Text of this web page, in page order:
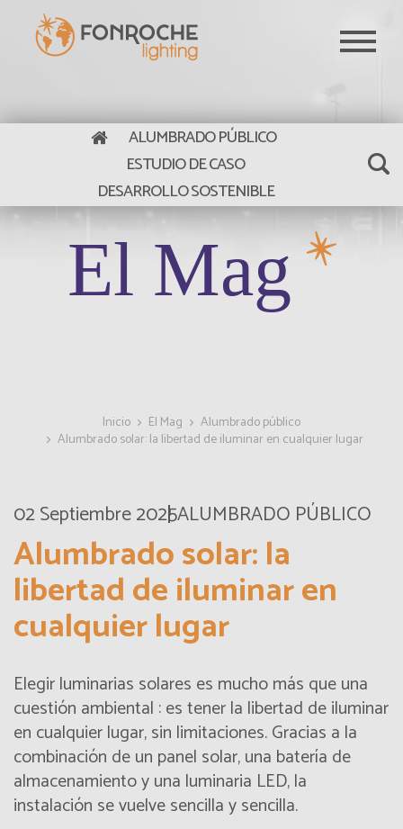
Pasar al contenido principal
El Mag
ALUMBRADO PÚBLICO
ESTUDIO DE CASO
DESARROLLO SOSTENIBLE
Inicio El Mag
Alumbrado público
Alumbrado solar: la libertad de iluminar en cualquier lugar
02 Septiembre 2025ALUMBRADO PÚBLICO
Alumbrado solar: la
libertad de iluminar en
cualquier lugar
Elegir luminarias solares es mucho más que una
cuestión ambiental : es tener la libertad de iluminar
en cualquier lugar, sin limitaciones. Gracias a la
combinación de un panel solar, una batería de
almacenamiento y una luminaria LED, la
instalación se vuelve sencilla y sencilla.